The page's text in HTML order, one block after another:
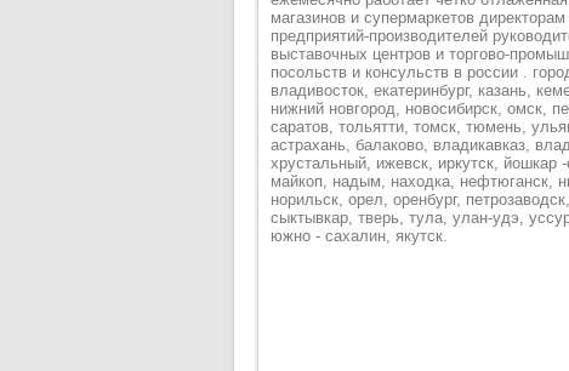
магазинов и супермаркетов
предприятий-производителей
выставочных центров и торгово-
посольств и консульств в россии .
владивосток, екатеринбург, казань,
нижний новгород, новосибирск, омск,
саратов, тольятти, томск, тюмень,
астрахань, балаково, владикавказ,
хрустальный, ижевск, иркутск, йошкар
майкоп, надым, находка, нефтюганск,
норильск, орел, оренбург,
сыктывкар, тверь, тула, улан-удэ,
южно - сахалин, якутск.